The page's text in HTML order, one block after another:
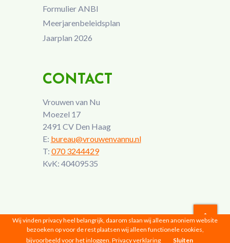
Formulier ANBI
Meerjarenbeleidsplan
Jaarplan 2026
CONTACT
Vrouwen van Nu
Moezel 17
2491 CV Den Haag
E: bureau@vrouwenvannu.nl
T: 070 3244429
KvK: 40409535
Vrouwen van Nu © 2026 |Privacyverklaring
Wij vinden privacy heel belangrijk, daarom slaan wij alleen anoniem website
bezoeken op voor de rest plaatsen wij alleen functionele cookies,
bijvoorbeeld voor het inloggen. Privacy verklaring Sluiten